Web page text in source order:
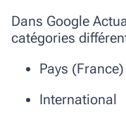
Dans Google
catégories
Pays (France)
International